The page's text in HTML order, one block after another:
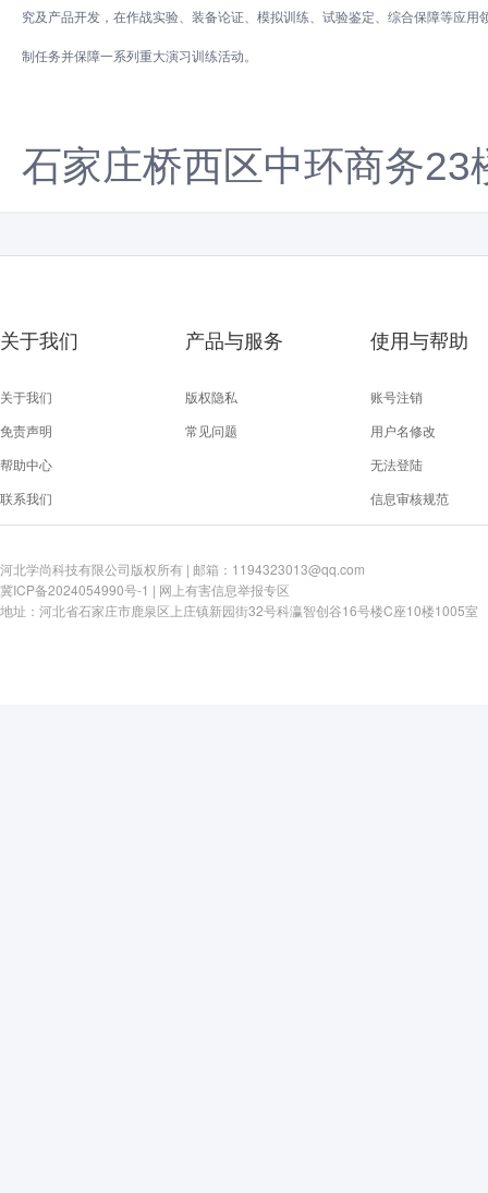
究及产品开发，在作战实验、装备论证、模拟训练、试验鉴定、综合保障等应
制任务并保障一系列重大演习训练活动。
石家庄桥西区中环商务23
关于我们
关于我们
免责声明
帮助中心
联系我们
产品与服务
版权隐私
常见问题
使用与帮助
账号注销
用户名修改
无法登陆
信息审核规范
河北学尚科技有限公司版权所有 | 邮箱：1194323013@qq.com
冀ICP备2024054990号-1 | 网上有害信息举报专区
地址：河北省石家庄市鹿泉区上庄镇新园街32号科瀛智创谷16号楼C座10楼1005室